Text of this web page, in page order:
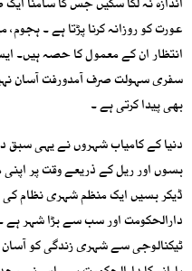
عورت کو روزانہ کرنا پڑتا ہے ۔
انتظار ان کے معمول کا حصہ ہیں۔
سفری سہولت صرف آمدورفت آسان
بھی پیدا کرتی ہے ۔
دنیا کے کامیاب شہروں نے یہی سبق
بسوں اور ریل کے ذریعے وقت پر
ڈیکر بسیں ایک منظم شہری نظام
دارالحکومت اور سب سے بڑا شہر
ٹیکنالوجی سے شہری زندگی کو آسان